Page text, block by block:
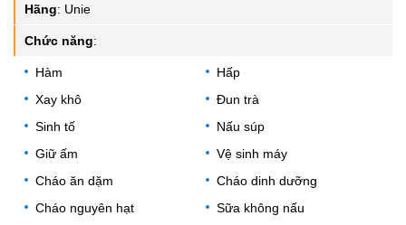
Hãng: Unie
Chức năng:
Hàm
Hấp
Xay khô
Đun trà
Sinh tố
Nấu súp
Giữ ấm
Vệ sinh máy
Cháo ăn dặm
Cháo dinh dưỡng
Cháo nguyên hạt
Sữa không nấu